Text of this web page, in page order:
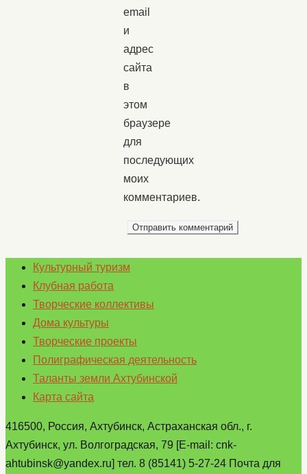
email
и
адрес
сайта
в
этом
браузере
для
последующих
моих
комментариев.
Культурный туризм
Клубная работа
Творческие коллективы
Дома культуры
Творческие проекты
Полиграфическая деятельность
Таланты земли Ахтубинской
Карта сайта
416500, Россия, Ахтубинск, Астраханская обл., г.
Ахтубинск, ул. Волгоградская, 79 [E-mail: cnk-
ahtubinsk@yandex.ru] тел. 8 (85141) 5-27-24 Почта для